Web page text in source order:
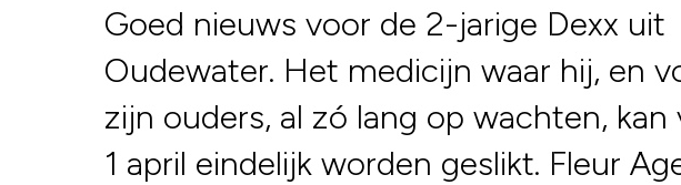
Goed nieuws voor de 2-jarige Dexx uit
Oudewater. Het medicijn waar hij, en
zijn ouders, al zó lang op wachten, kan
1 april eindelijk worden geslikt. Fleur